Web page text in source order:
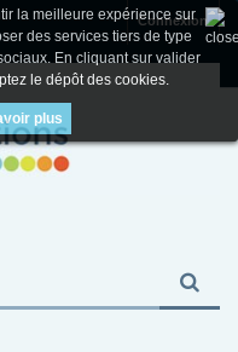
Connexion
la meilleure expérience sur
des services tiers de type
En cliquant sur valider
le dépôt des cookies.
plus